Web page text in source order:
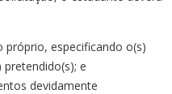
próprio, especificando o(s)
e
devidamente